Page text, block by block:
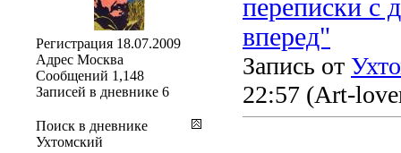
переписки с
вперед"
Запись от
22:57 (Art-
Регистрация 18.07.2009
Адрес Москва
Сообщений 1,148
Записей в дневнике 6
Поиск в дневнике
Ухтомский